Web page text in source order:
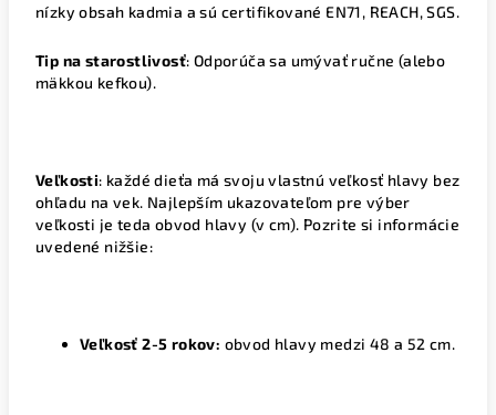
nízky obsah kadmia a sú certifikované EN71, REACH, SGS.
Tip na starostlivosť: Odporúča sa umývať ručne (alebo
mäkkou kefkou).
Veľkosti: každé dieťa má svoju vlastnú veľkosť hlavy bez
ohľadu na vek. Najlepším ukazovateľom pre výber
veľkosti je teda obvod hlavy (v cm). Pozrite si informácie
uvedené nižšie:
Veľkosť 2-5 rokov: obvod hlavy medzi 48 a 52 cm.